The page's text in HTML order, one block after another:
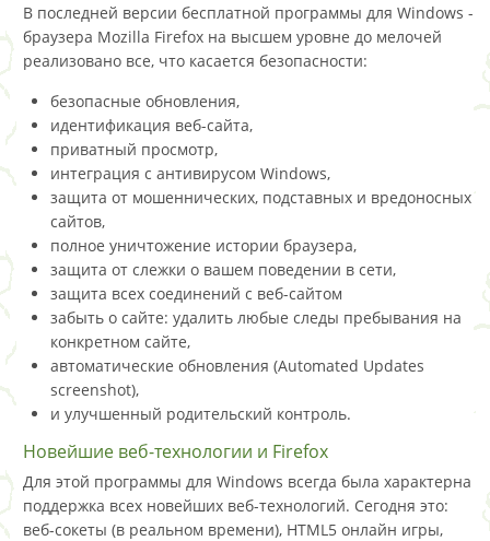
В последней версии бесплатной программы для Windows -
браузера Mozilla Firefox на высшем уровне до мелочей
реализовано все, что касается безопасности:
безопасные обновления,
идентификация веб-сайта,
приватный просмотр,
интеграция с антивирусом Windows,
защита от мошеннических, подставных и вредоносных
сайтов,
полное уничтожение истории браузера,
защита от слежки о вашем поведении в сети,
защита всех соединений с веб-сайтом
забыть о сайте: удалить любые следы пребывания на
конкретном сайте,
автоматические обновления (Automated Updates
screenshot),
и улучшенный родительский контроль.
Новейшие веб-технологии и Firefox
Для этой программы для Windows всегда была характерна
поддержка всех новейших веб-технологий. Сегодня это:
веб-сокеты (в реальном времени), HTML5 онлайн игры,